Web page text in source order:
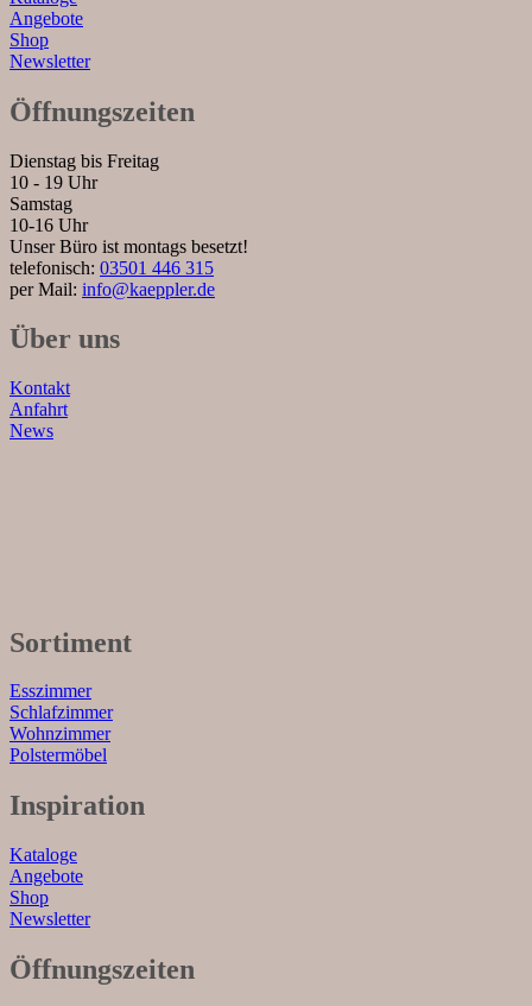
Angebote
Shop
Newsletter
Öffnungszeiten
Dienstag bis Freitag
10 - 19 Uhr
Samstag
10-16 Uhr
Unser Büro ist montags besetzt!
telefonisch: 03501 446 315
per Mail: info@kaeppler.de
Über uns
Kontakt
Anfahrt
News
Sortiment
Esszimmer
Schlafzimmer
Wohnzimmer
Polstermöbel
Inspiration
Kataloge
Angebote
Shop
Newsletter
Öffnungszeiten